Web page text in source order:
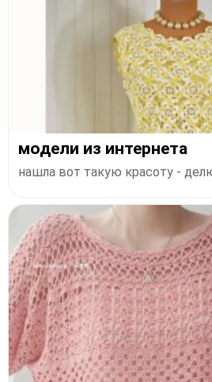
модели из интернета
нашла вот такую красоту -